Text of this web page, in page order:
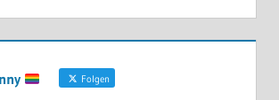
Folgen